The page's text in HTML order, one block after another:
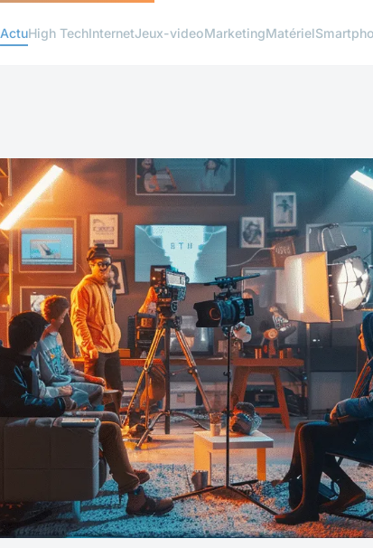
ActuHigh TechInternetJeux-videoMarketingMatériel